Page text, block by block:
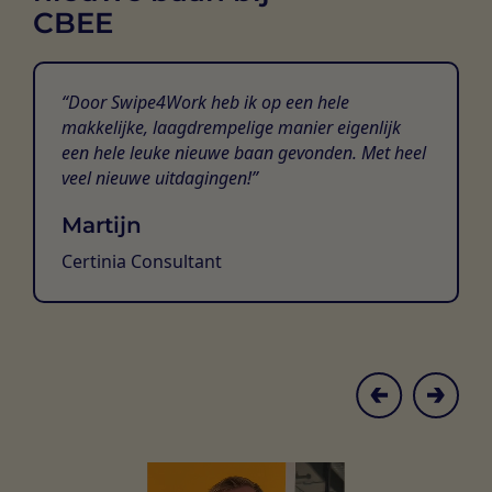
CBEE
Door Swipe4Work heb ik op een hele
makkelijke, laagdrempelige manier eigenlijk
een hele leuke nieuwe baan gevonden. Met heel
veel nieuwe uitdagingen!
Martijn
Certinia Consultant